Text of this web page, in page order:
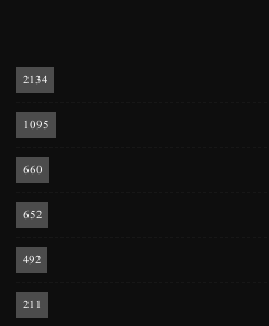
2134
1095
660
652
492
211